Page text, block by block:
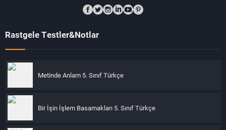
desteklenen anlatımlar, öğrencilerin bu konuları daha iyi
Sorular:
Soru: Dönme hareketi nedir? Dünya'nın dönme
hareketi kaç günde bir tamamlanır?
Cevap: Dönme hareketi, bir cismin kendi etrafında
dönmesidir. Dünya'nın dönme hareketi 24 saatte bir
Rastgele Testler&Notlar
Metinde Anlam 5. Sınıf Türkçe
Bir İşin İşlem Basamakları 5. Sınıf Türkçe